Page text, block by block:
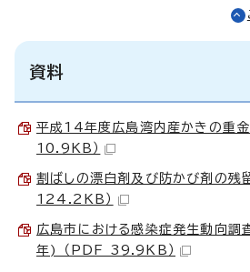
資料
平成14年度広島湾内産かきの重
10.9KB）
割ばしの漂白剤及び防かび剤の残
124.2KB）
広島市における感染症発生動向
年) （PDF 39.9KB）